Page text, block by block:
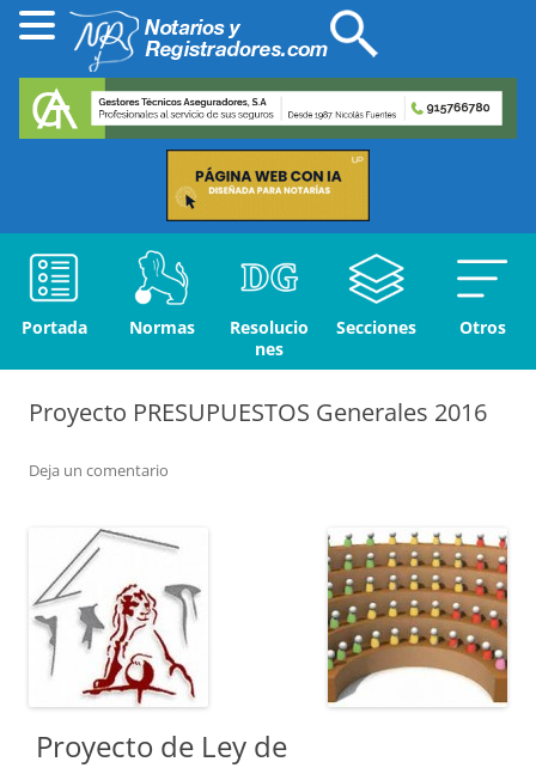
Portada Normas
Resolucio
nes
Secciones Otros
Proyecto PRESUPUESTOS Generales 2016
Deja un comentario
Proyecto de Ley de